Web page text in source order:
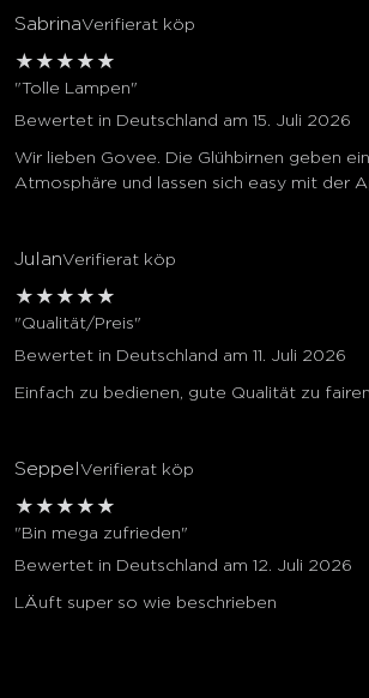
SabrinaVerifierat köp
★ ★ ★ ★ ★
"Tolle Lampen"
Bewertet in Deutschland am 15. Juli 2026
Wir lieben Govee. Die Glühbirnen geben
Atmosphäre und lassen sich easy mit der
JulanVerifierat köp
★ ★ ★ ★ ★
"Qualität/Preis"
Bewertet in Deutschland am 11. Juli 2026
Einfach zu bedienen, gute Qualität zu
Seppel Verifierat köp
★ ★ ★ ★ ★
"Bin mega zufrieden"
Bewertet in Deutschland am 12. Juli 2026
LÄuft super so wie beschrieben